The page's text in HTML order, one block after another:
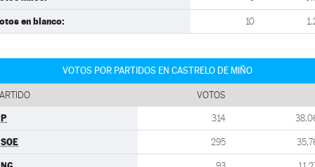
en blanco: 10
VOTOS POR PARTIDOS EN CASTRELO DE MIÑO
VOTOS
314
295